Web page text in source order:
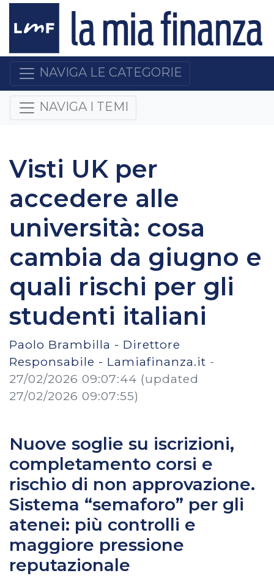
NAVIGA LE CATEGORIE
NAVIGA I TEMI
Visti UK per
accedere alle
università: cosa
cambia da giugno e
quali rischi per gli
studenti italiani
Paolo Brambilla - Direttore
Responsabile - Lamiafinanza.it -
27/02/2026 09:07:44 (updated
27/02/2026 09:07:55)
Nuove soglie su iscrizioni,
completamento corsi e
rischio di non approvazione.
Sistema “semaforo” per gli
atenei: più controlli e
maggiore pressione
reputazionale